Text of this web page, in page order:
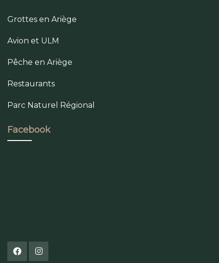
Grottes en Ariège
Avion et ULM
Pêche en Ariège
Restaurants
Parc Naturel Régional
Facebook